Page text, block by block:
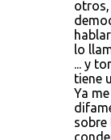
otros,
lo
... y
tiene
Ya
sobre